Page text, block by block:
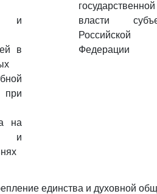
и
в
на
и
государственной
власти
Российской
Федерации
единства и духовной